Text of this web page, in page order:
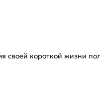
короткой жизни